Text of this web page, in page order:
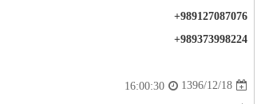
+989127087076
+989373998224
1396/12/18
16:00:30